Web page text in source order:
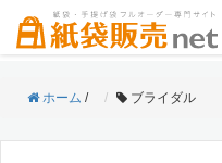
ホーム / ブライダル